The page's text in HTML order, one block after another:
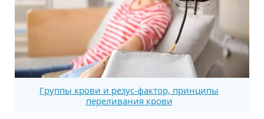
Группы крови и резус-фактор, принципы
переливания крови